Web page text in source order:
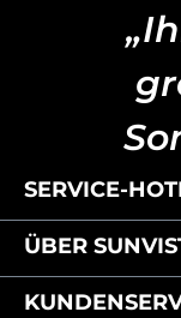
SERVICE-
ÜBER